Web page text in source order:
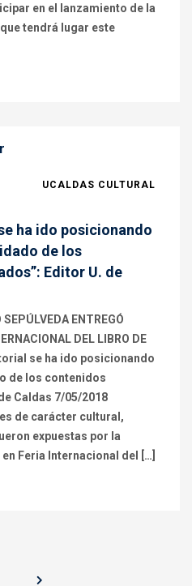
en el lanzamiento de la
tendrá lugar este
UCALDAS CULTURAL
ha ido posicionando
de los
Editor U. de
ENTREGÓ
DEL LIBRO DE
se ha ido posicionando
de los contenidos
Caldas 7/05/2018
de carácter cultural,
expuestas por la
Feria Internacional del […]